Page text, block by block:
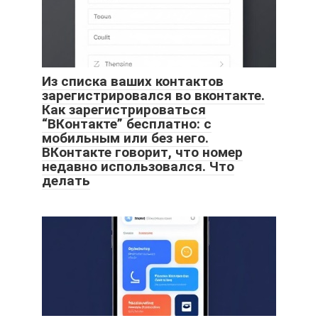
Из списка ваших контактов
зарегистрировался во вконтакте.
Как зарегистрироваться
“ВКонтакте” бесплатно: с
мобильным или без него.
ВКонтакте говорит, что номер
недавно использовался. Что
делать